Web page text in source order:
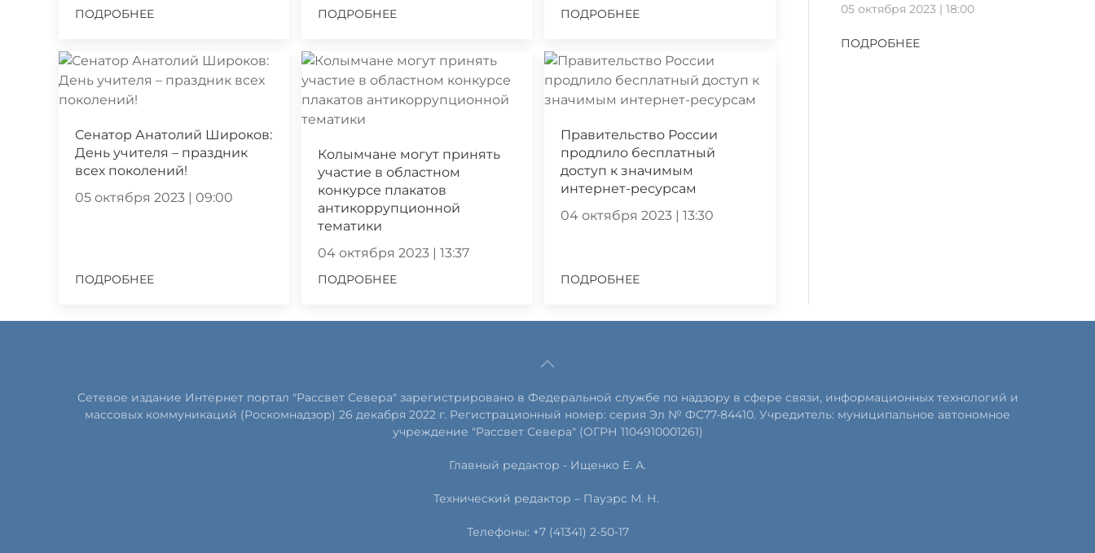
ПОДРОБНЕЕ ПОДРОБНЕЕ ПОДРОБНЕЕ
Сенатор Анатолий Широков:
День учителя – праздник
всех поколений!
05 октября 2023 | 09:00
ПОДРОБНЕЕ
Колымчане могут принять
участие в областном
конкурсе плакатов
антикоррупционной
тематики
04 октября 2023 | 13:37
ПОДРОБНЕЕ
Правительство России
продлило бесплатный
доступ к значимым
интернет-ресурсам
04 октября 2023 | 13:30
ПОДРОБНЕЕ
05 октября 2023 | 18:00
ПОДРОБНЕЕ
Сетевое издание Интернет портал "Рассвет Севера" зарегистрировано в Федеральной службе по надзору в сфере связи, информационных технологий и
массовых коммуникаций (Роскомнадзор) 26 декабря 2022 г. Регистрационный номер: серия Эл № ФС77-84410. Учредитель: муниципальное автономное
учреждение "Рассвет Севера" (ОГРН 1104910001261)
Главный редактор - Ищенко Е. А.
Технический редактор – Пауэрс М. Н.
Телефоны: +7 (41341) 2-50-17